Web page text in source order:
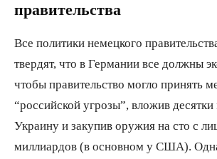
правительства
Все политики немецкого
твердят, что в Германии все должны
чтобы правительство могло принять
“российской угрозы”, вложив
Украину и закупив оружия на сто с
миллиардов (в основном у США).